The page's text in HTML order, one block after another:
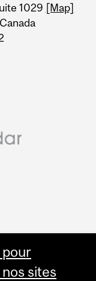
1029 [Map]
pour
sites